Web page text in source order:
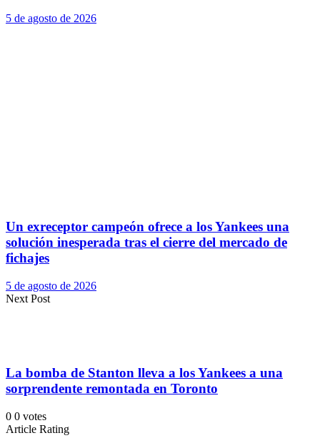
5 de agosto de 2026
Un exreceptor campeón ofrece a los Yankees una
solución inesperada tras el cierre del mercado de
fichajes
5 de agosto de 2026
Next Post
La bomba de Stanton lleva a los Yankees a una
sorprendente remontada en Toronto
0 0 votes
Article Rating